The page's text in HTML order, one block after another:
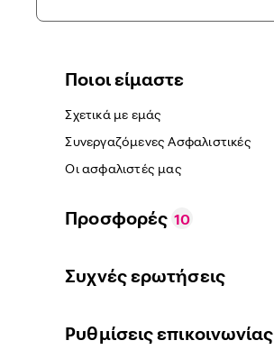
Ποιοι είμαστε
Σχετικά με εμάς
Συνεργαζόμενες Ασφαλιστικές
Οι ασφαλιστές μας
Προσφορές 10
Συχνές ερωτήσεις
Ρυθμίσεις επικοινωνίας